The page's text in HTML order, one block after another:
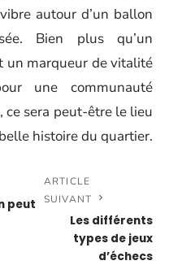
autour d’un ballon
Bien plus qu’un
un marqueur de vitalité
une communauté
ce sera peut-être le lieu
histoire du quartier.
peut
ARTICLE
SUIVANT
Les différents
types de jeux
d’échecs